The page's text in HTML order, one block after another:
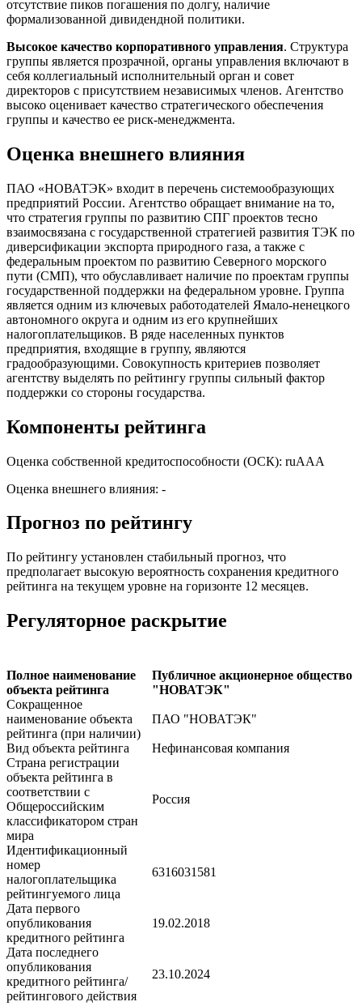
отсутствие пиков погашения по долгу, наличие
формализованной дивидендной политики.
Высокое качество корпоративного управления. Структура
группы является прозрачной, органы управления включают в
себя коллегиальный исполнительный орган и совет
директоров с присутствием независимых членов. Агентство
высоко оценивает качество стратегического обеспечения
группы и качество ее риск-менеджмента.
Оценка внешнего влияния
ПАО «НОВАТЭК» входит в перечень системообразующих
предприятий России. Агентство обращает внимание на то,
что стратегия группы по развитию СПГ проектов тесно
взаимосвязана с государственной стратегией развития ТЭК по
диверсификации экспорта природного газа, а также с
федеральным проектом по развитию Северного морского
пути (СМП), что обуславливает наличие по проектам группы
государственной поддержки на федеральном уровне. Группа
является одним из ключевых работодателей Ямало-ненецкого
автономного округа и одним из его крупнейших
налогоплательщиков. В ряде населенных пунктов
предприятия, входящие в группу, являются
градообразующими. Совокупность критериев позволяет
агентству выделять по рейтингу группы сильный фактор
поддержки со стороны государства.
Компоненты рейтинга
Оценка собственной кредитоспособности (ОСК): ruАAA
Оценка внешнего влияния: -
Прогноз по рейтингу
По рейтингу установлен стабильный прогноз, что
предполагает высокую вероятность сохранения кредитного
рейтинга на текущем уровне на горизонте 12 месяцев.
Регуляторное раскрытие
Полное наименование
объекта рейтинга
Публичное акционерное общество
"НОВАТЭК"
Сокращенное
наименование объекта
рейтинга (при наличии)
ПАО "НОВАТЭК"
Вид объекта рейтинга
Нефинансовая компания
Страна регистрации
объекта рейтинга в
соответствии с
Общероссийским
классификатором стран
мира
Россия
Идентификационный
номер
налогоплательщика
рейтингуемого лица
6316031581
Дата первого
опубликования
кредитного рейтинга
19.02.2018
Дата последнего
опубликования
кредитного рейтинга/
рейтингового действия
23.10.2024